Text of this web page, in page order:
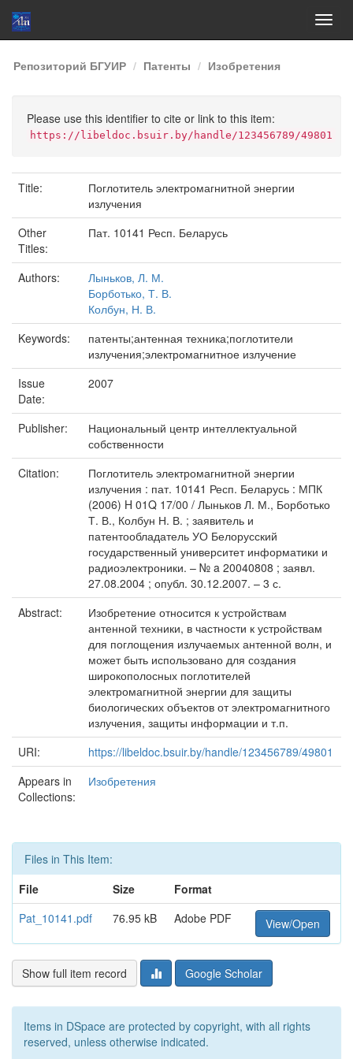
Skip
navigation
Репозиторий БГУИР Патенты Изобретения
Please use this identifier to cite or link to this item:
https://libeldoc.bsuir.by/handle/123456789/49801
Title:
Поглотитель электромагнитной энергии
излучения
Other
Titles:
Пат. 10141 Респ. Беларусь
Authors:
Лыньков, Л. М.
Борботько, Т. В.
Колбун, Н. В.
Keywords:
патенты;антенная техника;поглотители
излучения;электромагнитное излучение
Issue
Date:
2007
Publisher:
Национальный центр интеллектуальной
собственности
Citation:
Поглотитель электромагнитной энергии
излучения : пат. 10141 Респ. Беларусь : МПК
(2006) H 01Q 17/00 / Лыньков Л. М., Борботько
Т. В., Колбун Н. В. ; заявитель и
патентообладатель УО Белорусский
государственный университет информатики и
радиоэлектроники. – № a 20040808 ; заявл.
27.08.2004 ; опубл. 30.12.2007. – 3 с.
Abstract:
Изобретение относится к устройствам
антенной техники, в частности к устройствам
для поглощения излучаемых антенной волн, и
может быть использовано для создания
широкополосных поглотителей
электромагнитной энергии для защиты
биологических объектов от электромагнитного
излучения, защиты информации и т.п.
URI:
https://libeldoc.bsuir.by/handle/123456789/49801
Appears in
Collections:
Изобретения
Files in This Item:
File
Size
Format
Pat_10141.pdf
76.95 kB Adobe PDF View/Open
Show full item record Google Scholar
Items in DSpace are protected by copyright, with all rights
reserved, unless otherwise indicated.